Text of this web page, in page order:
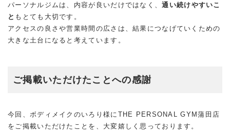
パーソナルジムは、内容が良いだけではなく、通い続けやすいこ
と もとても大切です。
アクセスの良さや営業時間の広さは、結果につなげていくための
大きな土台になると考えています。
ご掲載いただけたことへの感謝
今回、ボディメイクのいろり様にTHE PERSONAL GYM蒲田店
をご掲載いただけたことを、大変嬉しく思っております。